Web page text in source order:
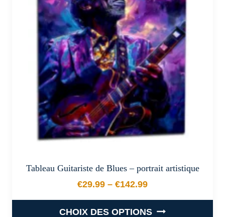
options
peuvent
être
choisies
sur
la
page
du
produit
Tableau Guitariste de Blues – portrait artistique
€29.99 – €142.99
Plage de prix : €29.99 à
CHOIX DES OPTIONS